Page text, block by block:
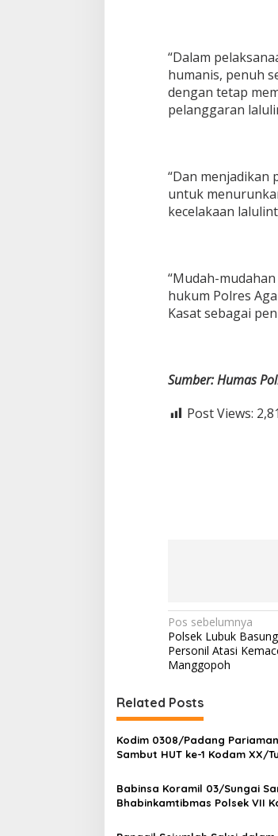
“Dalam
humanis, penuh
dengan tetap
pelanggaran
“Dan menjadikan
untuk
kecelakaan
“Mudah-
hukum Polres
Kasat sebagai
Sumber: Humas
Post Views:
N
a
v
i
g
a
s
i
p
Pos sebelumnya
Polsek Lubuk
Personil Atasi
Manggopoh
Related Posts
Kodim 0308/Padang
Sambut HUT ke-1 Kodam XX/
Babinsa Koramil 03/Sungai
Bhabinkamtibmas Polsek VII
Kecamatan VII Koto